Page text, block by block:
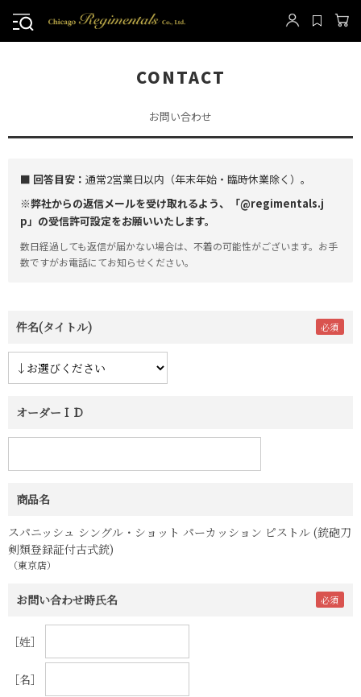
CONTACT
お問い合わせ
■ 回答目安： 通常2営業日以内（年末年始・臨時休業除く）。
※弊社からの返信メールを受け取れるよう、「@regimentals.j
p」の受信許可設定をお願いいたします。
数日経過しても返信が届かない場合は、不着の可能性がございます。お手
数ですがお電話にてお知らせください。
件名(タイトル)
オーダーＩＤ
商品名
スパニッシュ シングル・ショット パーカッション ピストル (銃砲刀
剣類登録証付古式銃)
（東京店）
お問い合わせ時氏名
［姓］
［名］